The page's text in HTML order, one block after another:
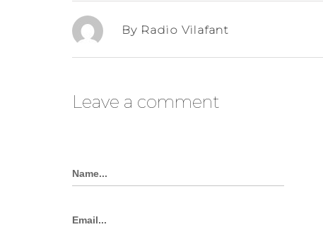
By Radio Vilafant
Leave a comment